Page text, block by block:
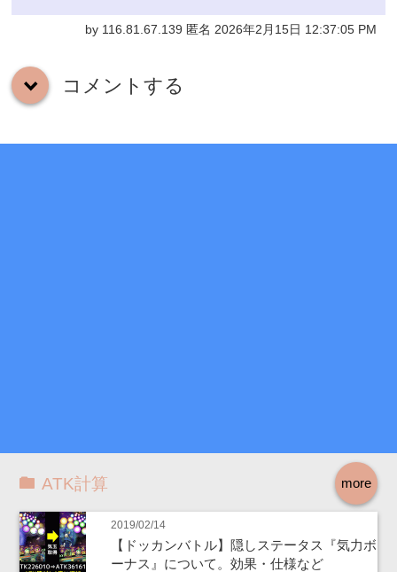
by 116.81.67.139 匿名 2026年2月15日 12:37:05 PM
down コメントする
more
ATK計算
2019/02/14
【ドッカンバトル】隠しステータス『気力ボ
ーナス』について。効果・仕様など